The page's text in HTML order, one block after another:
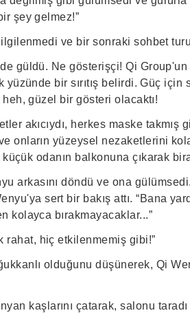
şey gelmez!”
ve bir sonraki sohbet
güldü. Ne gösterişçi! Qi
bir sırıtış belirdi. Güç için
güzel bir gösteri olacaktı!
akıcıydı, herkes maske takmış
onların yüzeysel nezaketlerini
odanın balkonuna çıkarak
arkasını döndü ve ona gülümsedi.
sert bir bakış attı. “Bana
kolayca bırakmayacaklar...”
rahat, hiç etkilenmemiş gibi!”
olduğunu düşünerek, Qi
kaşlarını çatarak, salonu